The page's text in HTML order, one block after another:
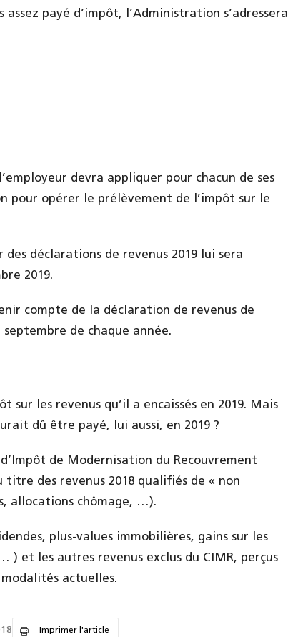
payé d’impôt, l’Administration s’adressera
devra appliquer pour chacun de ses
pour opérer le prélèvement de l’impôt sur le
déclarations de revenus 2019 lui sera
2019.
compte de la déclaration de revenus de
de chaque année.
les revenus qu’il a encaissés en 2019. Mais
dû être payé, lui aussi, en 2019 ?
de Modernisation du Recouvrement
des revenus 2018 qualifiés de « non
allocations chômage, …).
plus-values immobilières, gains sur les
et les autres revenus exclus du CIMR, perçus
modalités actuelles.
Imprimer l'article